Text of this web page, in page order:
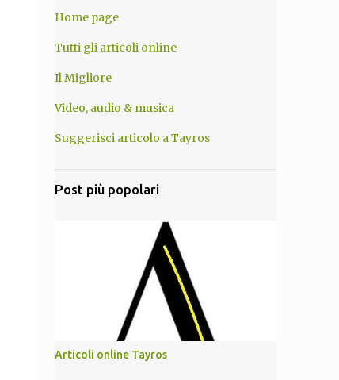
Home page
Tutti gli articoli online
Il Migliore
Video, audio & musica
Suggerisci articolo a Tayros
Post più popolari
Articoli online Tayros